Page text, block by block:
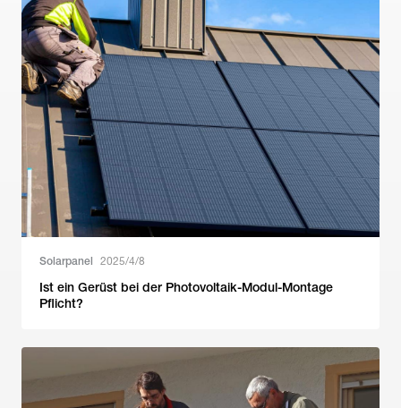
Solarpanel 2025/4/8
Ist ein Gerüst bei der Photovoltaik-Modul-Montage
Pflicht?